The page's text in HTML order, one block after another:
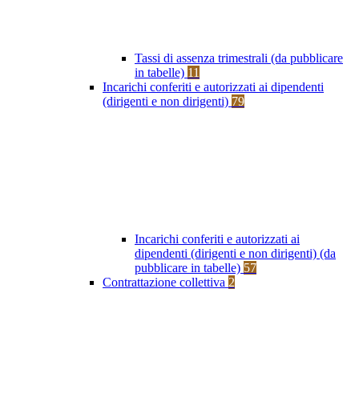
Tassi di assenza trimestrali (da pubblicare
in tabelle) 11
Incarichi conferiti e autorizzati ai dipendenti
(dirigenti e non dirigenti) 79
Incarichi conferiti e autorizzati ai
dipendenti (dirigenti e non dirigenti) (da
pubblicare in tabelle) 57
Contrattazione collettiva 2